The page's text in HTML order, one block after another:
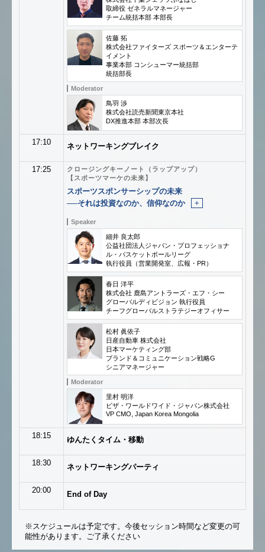
取締役 ゼネラルマネージャー
チーム統括本部 本部長
佐藤 拓
株式会社ファイターズ スポーツ＆エンターテ
イメント
事業本部 コンシューマー統括部
統括部長
Moderator
鳥羽 渉
株式会社読売新聞東京本社
DX推進本部 本部次長
17:10 ネットワーキングブレイク
17:25
クロージングキーノート（ラップアップ）
【スポーツマーケの未来】
スポーツスポンサーシップの未来
──それは投資なのか、信仰なのか
+
Speaker
細井 良太郎
公益社団法人ジャパン・プロフェッショナ
ル・バスケットボールリーグ
執行役員（営業開発室、広報・PR）
春日 洋平
株式会社 鹿島アントラーズ・エフ・シー
グローバルディビジョン 執行役員
チーフグローバルストラテジーオフィサー
松村 眞依子
日産自動車 株式会社
日本マーケティング部
ブランド＆コミュニケーション戦略G
シニアマネージャー
Moderator
里村 明洋
ビザ・ワールドワイド・ジャパン株式会社
VP CMO, Japan Korea Mongolia
18:15 ゆんたくタイム・移動
18:30 ネットワーキングパーティ
20:00 End of Day
※スケジュールは予定です。今後セッション時間など変更の可
能性があります。ご了承ください